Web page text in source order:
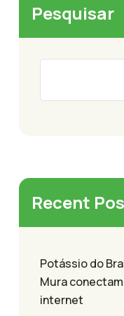
Pesquisar
Recent
Potássio do
Mura
internet